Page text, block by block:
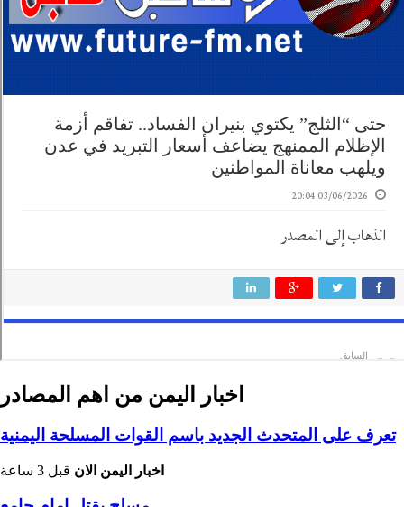
اخبار اليمن من اهم المصادر
تعرف على المتحدث الجديد باسم القوات المسلحة اليمنية
اخبار اليمن الان قبل 3 ساعة